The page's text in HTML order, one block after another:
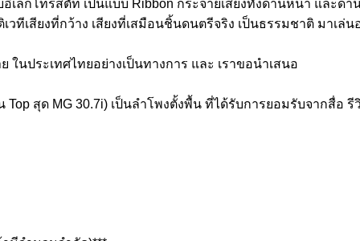
ล็กโทรสตัท เป็นแบบ Ribbon กระจายเสียงทั้งด้านหน้า และด้า
วทีเสียงที่กว้าง เสียงที่เสมือนชิ้นดนตรีจริง เป็นธรรมชาติ มาเ
นประเทศไทยอย่างเป็นทางการ และ เราขอนำเสนอ
สุด MG 30.7i) เป็นลำโพงตั้งพื้น ที่ได้รับการยอมรับจากสื่อ